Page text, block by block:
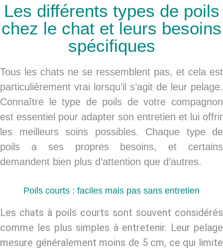
Les différents types de poils
chez le chat et leurs besoins
spécifiques
Tous les chats ne se ressemblent pas, et cela est
particulièrement vrai lorsqu’il s’agit de leur pelage.
Connaître le type de poils de votre compagnon
est essentiel pour adapter son entretien et lui offrir
les meilleurs soins possibles. Chaque type de
poils a ses propres besoins, et certains
demandent bien plus d’attention que d’autres.
Poils courts : faciles mais pas sans entretien
Les chats à poils courts sont souvent considérés
comme les plus simples à entretenir. Leur pelage
mesure généralement moins de 5 cm, ce qui limite